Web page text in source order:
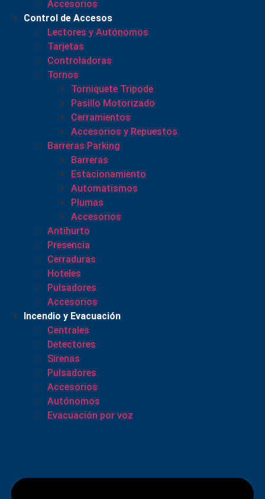
Accesorios
Control de Accesos
Lectores y Autónomos
Tarjetas
Controladoras
Tornos
Torniquete Tripode
Pasillo Motorizado
Cerramientos
Accesorios y Repuestos
Barreras Parking
Barreras
Estacionamiento
Automatismos
Plumas
Accesorios
Antihurto
Presencia
Cerraduras
Hoteles
Pulsadores
Accesorios
Incendio y Evacuación
Centrales
Detectores
Sirenas
Pulsadores
Accesorios
Autónomos
Evacuación por voz